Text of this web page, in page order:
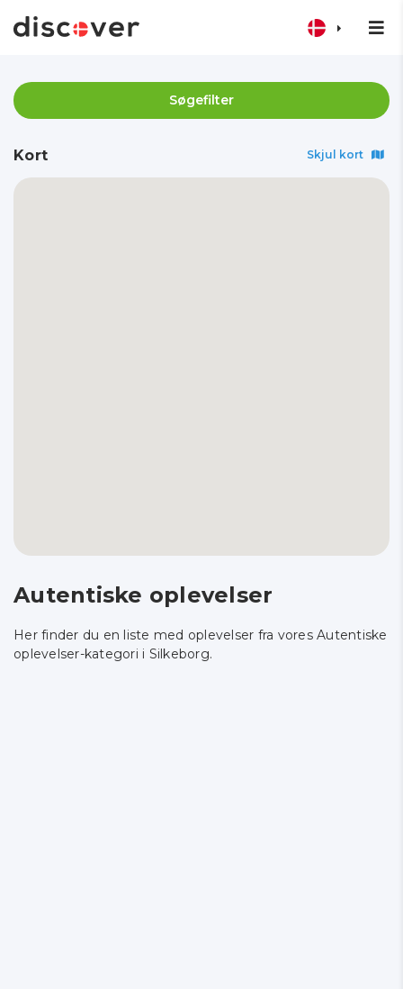
Søgefilter
Kort Skjul kort
Autentiske oplevelser
Her finder du en liste med oplevelser fra vores Autentiske
oplevelser-kategori i Silkeborg.